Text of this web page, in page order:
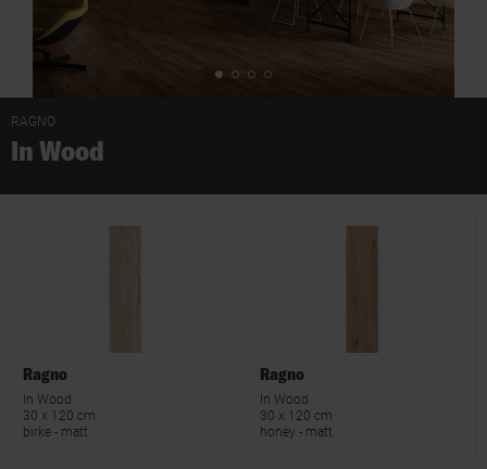
RAGNO
In Wood
Ragno
In Wood
30 x 120 cm
birke - matt
Ragno
In Wood
30 x 120 cm
honey - matt